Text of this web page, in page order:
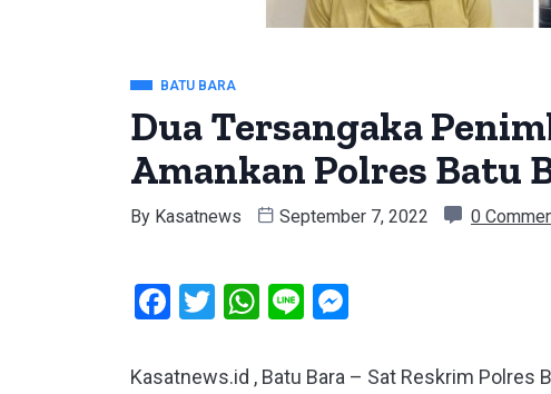
BATU BARA
Dua Tersangaka
Amankan Polres Batu
By Kasatnews September 7, 2022 0
Facebook
Twitter
WhatsApp
Line
Kasatnews.id , Batu Bara – Sat Reskrim Polres